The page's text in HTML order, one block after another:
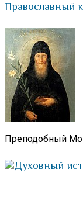
Православный
Преподобный
Духовный